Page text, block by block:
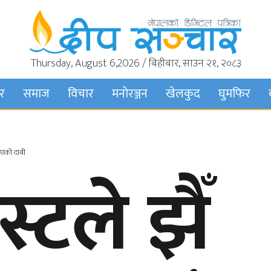
Thursday, August 6,2026 / बिहीबार, साउन २१, २०८३
समाज विचार मनाेरञ्जन खेलकुद घुमफिर
दाबी
झैँ